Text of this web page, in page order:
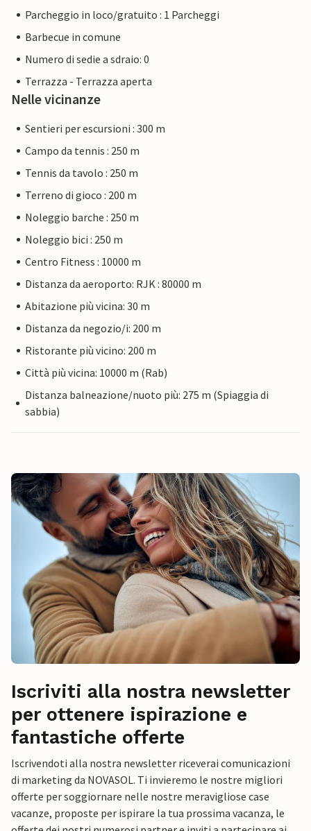
Parcheggio in loco/gratuito : 1 Parcheggi
Barbecue in comune
Numero di sedie a sdraio: 0
Terrazza - Terrazza aperta
Nelle vicinanze
Sentieri per escursioni : 300 m
Campo da tennis : 250 m
Tennis da tavolo : 250 m
Terreno di gioco : 200 m
Noleggio barche : 250 m
Noleggio bici : 250 m
Centro Fitness : 10000 m
Distanza da aeroporto: RJK : 80000 m
Abitazione più vicina: 30 m
Distanza da negozio/i: 200 m
Ristorante più vicino: 200 m
Città più vicina: 10000 m (Rab)
Distanza balneazione/nuoto più: 275 m (Spiaggia di
sabbia)
Iscriviti alla nostra newsletter
per ottenere ispirazione e
fantastiche offerte
Iscrivendoti alla nostra newsletter riceverai comunicazioni
di marketing da NOVASOL. Ti invieremo le nostre migliori
offerte per soggiornare nelle nostre meravigliose case
vacanze, proposte per ispirare la tua prossima vacanza, le